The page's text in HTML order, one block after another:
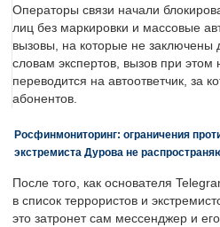
Операторы связи начали
лиц без маркировки и массовые
вызовы, на которые не заключены
словам экспертов, вызов при этом
переводится на автоответчик, за
абонентов.
Росфинмониторинг: ограничения
экстремиста Дурова не
После того, как основателя
в список террористов и
это затронет сам мессенджер и